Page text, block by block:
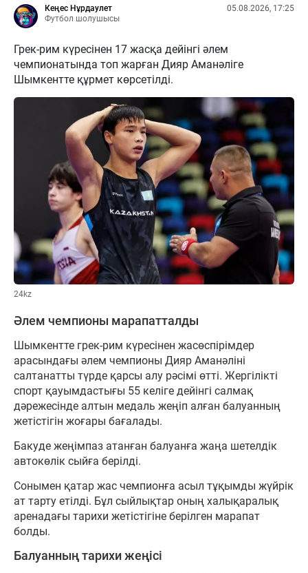
Кеңес Нұрдаулет
Футбол шолушысы
05.08.2026, 17:25
Грек-рим күресінен 17 жасқа дейінгі әлем
чемпионатында топ жарған Дияр Аманәліге
Шымкентте құрмет көрсетілді.
24kz
Әлем чемпионы марапатталды
Шымкентте грек-рим күресінен жасөспірімдер
арасындағы әлем чемпионы Дияр Аманәліні
салтанатты түрде қарсы алу рәсімі өтті. Жергілікті
спорт қауымдастығы 55 келіге дейінгі салмақ
дәрежесінде алтын медаль жеңіп алған балуанның
жетістігін жоғары бағалады.
Бакуде жеңімпаз атанған балуанға жаңа шетелдік
автокөлік сыйға берілді.
Сонымен қатар жас чемпионға асыл тұқымды жүйрік
ат тарту етілді. Бұл сыйлықтар оның халықаралық
аренадағы тарихи жетістігіне берілген марапат
болды.
Балуанның тарихи жеңісі